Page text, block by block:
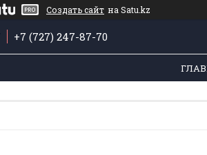
Создать сайт на Satu.kz
+7 (727) 247-87-70